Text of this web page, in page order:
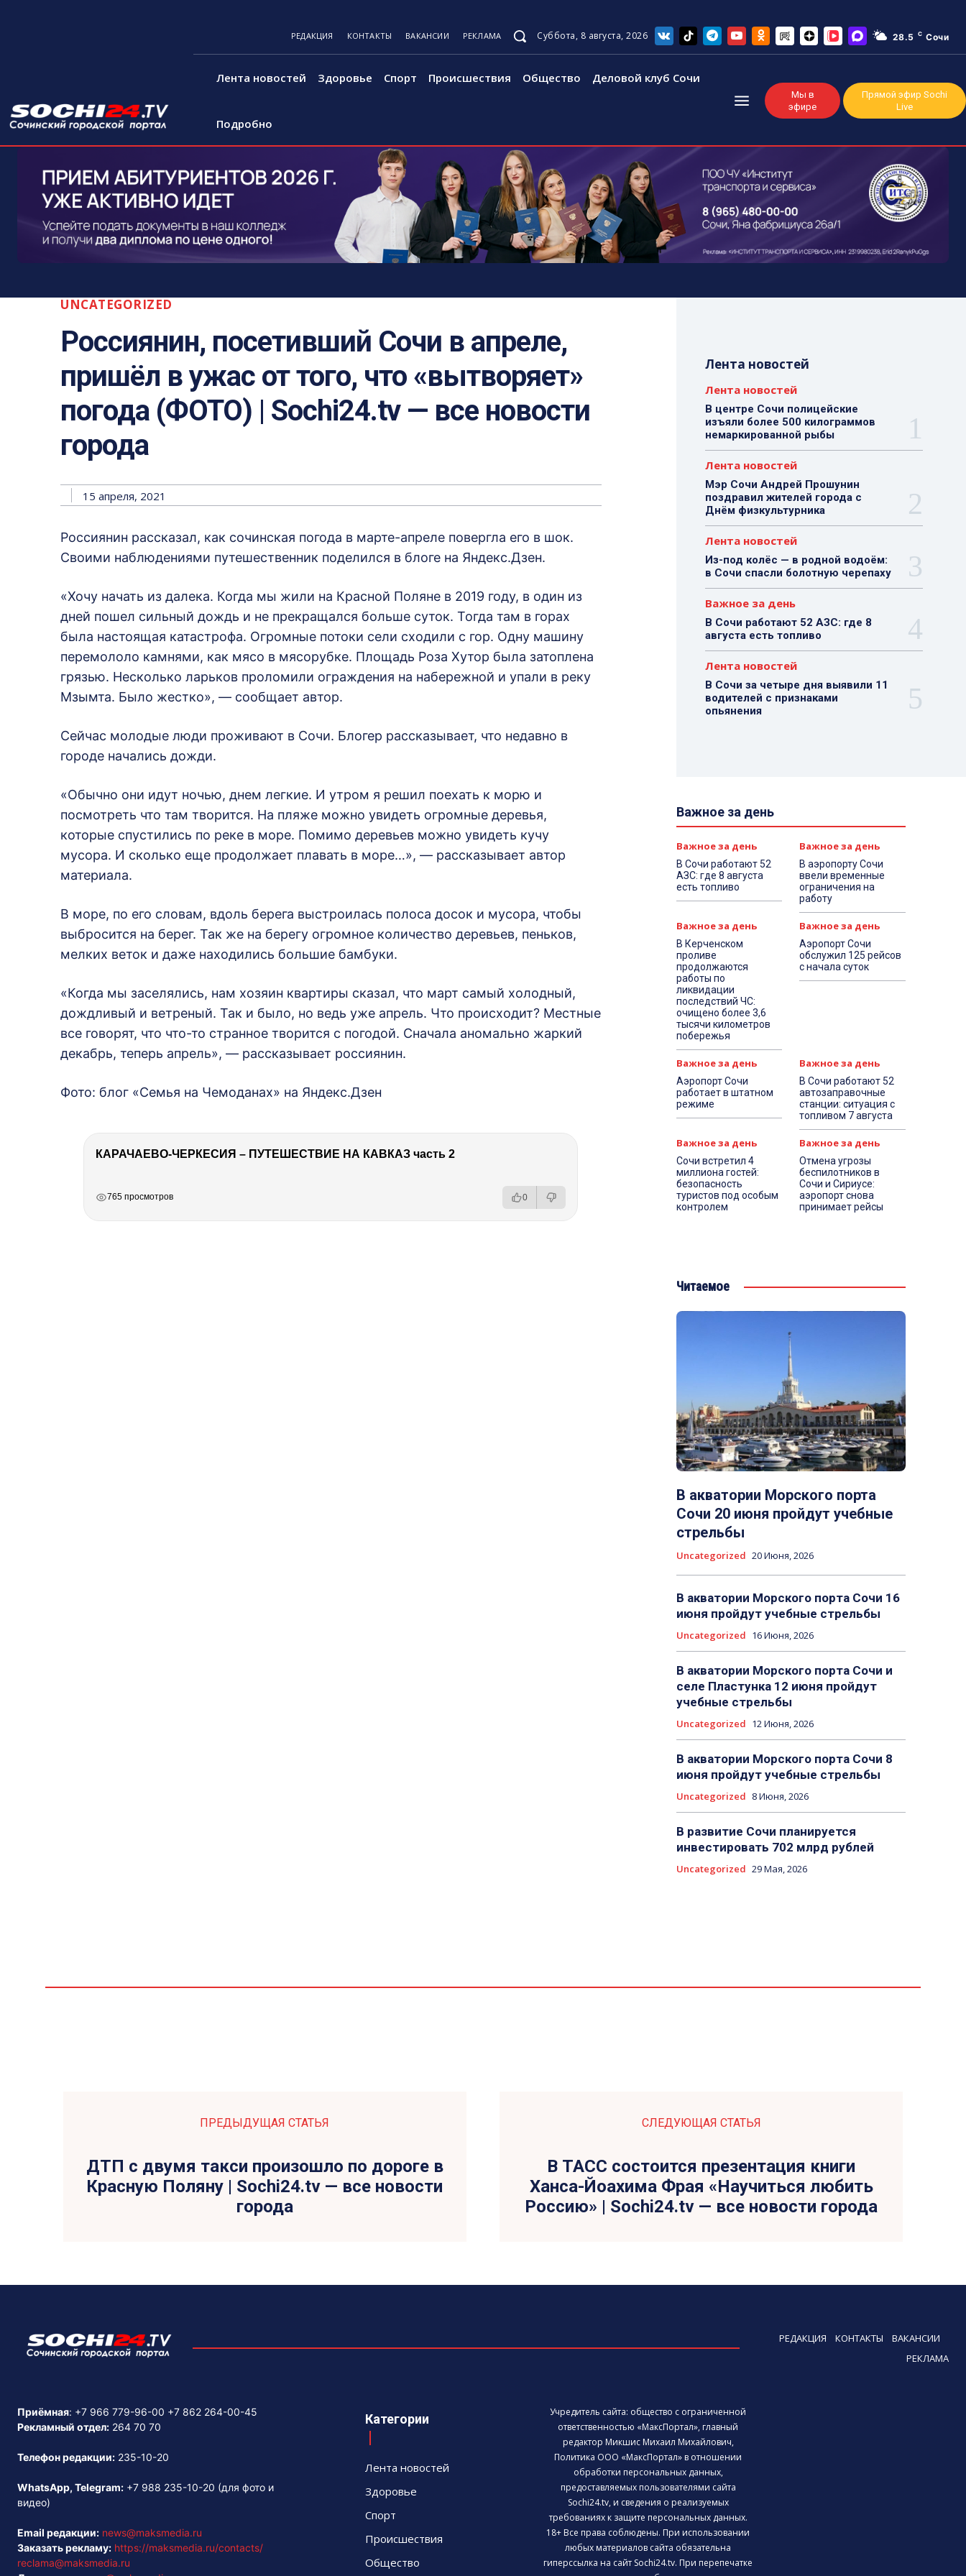
РЕДАКЦИЯ КОНТАКТЫ ВАКАНСИИ РЕКЛАМА Суббота, 8 августа, 2026 28.5 C Сочи
Лента новостей Здоровье Спорт Происшествия Общество Деловой клуб Сочи
Подробно
Мы в
эфире
Прямой эфир Sochi
Live
UNCATEGORIZED
Россиянин, посетивший Сочи в апреле,
пришёл в ужас от того, что «вытворяет»
погода (ФОТО) | Sochi24.tv — все новости
города
15 апреля, 2021
Россиянин рассказал, как сочинская погода в марте-апреле повергла его в шок.
Своими наблюдениями путешественник поделился в блоге на Яндекс.Дзен.
«Хочу начать из далека. Когда мы жили на Красной Поляне в 2019 году, в один из
дней пошел сильный дождь и не прекращался больше суток. Тогда там в горах
была настоящая катастрофа. Огромные потоки сели сходили с гор. Одну машину
перемололо камнями, как мясо в мясорубке. Площадь Роза Хутор была затоплена
грязью. Несколько ларьков проломили ограждения на набережной и упали в реку
Мзымта. Было жестко», — сообщает автор.
Сейчас молодые люди проживают в Сочи. Блогер рассказывает, что недавно в
городе начались дожди.
«Обычно они идут ночью, днем легкие. И утром я решил поехать к морю и
посмотреть что там творится. На пляже можно увидеть огромные деревья,
которые спустились по реке в море. Помимо деревьев можно увидеть кучу
мусора. И сколько еще продолжает плавать в море…», — рассказывает автор
материала.
В море, по его словам, вдоль берега выстроилась полоса досок и мусора, чтобы
выбросится на берег. Так же на берегу огромное количество деревьев, пеньков,
мелких веток и даже находились большие бамбуки.
«Когда мы заселялись, нам хозяин квартиры сказал, что март самый холодный,
дождливый и ветреный. Так и было, но ведь уже апрель. Что происходит? Местные
все говорят, что что-то странное творится с погодой. Сначала аномально жаркий
декабрь, теперь апрель», — рассказывает россиянин.
Фото: блог «Семья на Чемоданах» на Яндекс.Дзен
КАРАЧАЕВО-ЧЕРКЕСИЯ – ПУТЕШЕСТВИЕ НА КАВКАЗ часть 2
765 просмотров 0
Лента новостей
Лента новостей
В центре Сочи полицейские
изъяли более 500 килограммов
немаркированной рыбы
Лента новостей
Мэр Сочи Андрей Прошунин
поздравил жителей города с
Днём физкультурника
Лента новостей
Из-под колёс — в родной водоём:
в Сочи спасли болотную черепаху
Важное за день
В Сочи работают 52 АЗС: где 8
августа есть топливо
Лента новостей
В Сочи за четыре дня выявили 11
водителей с признаками
опьянения
Важное за день
Важное за день
В Сочи работают 52
АЗС: где 8 августа
есть топливо
Важное за день
В аэропорту Сочи
ввели временные
ограничения на
работу
Важное за день
В Керченском
проливе
продолжаются
работы по
ликвидации
последствий ЧС:
очищено более 3,6
тысячи километров
побережья
Важное за день
Аэропорт Сочи
обслужил 125 рейсов
с начала суток
Важное за день
Аэропорт Сочи
работает в штатном
режиме
Важное за день
В Сочи работают 52
автозаправочные
станции: ситуация с
топливом 7 августа
Важное за день
Сочи встретил 4
миллиона гостей:
безопасность
туристов под особым
контролем
Важное за день
Отмена угрозы
беспилотников в
Сочи и Сириусе:
аэропорт снова
принимает рейсы
Читаемое
В акватории Морского порта
Сочи 20 июня пройдут учебные
стрельбы
Uncategorized 20 Июня, 2026
В акватории Морского порта Сочи 16
июня пройдут учебные стрельбы
Uncategorized 16 Июня, 2026
В акватории Морского порта Сочи и
селе Пластунка 12 июня пройдут
учебные стрельбы
Uncategorized 12 Июня, 2026
В акватории Морского порта Сочи 8
июня пройдут учебные стрельбы
Uncategorized 8 Июня, 2026
В развитие Сочи планируется
инвестировать 702 млрд рублей
Uncategorized 29 Мая, 2026
ПРЕДЫДУЩАЯ СТАТЬЯ
ДТП с двумя такси произошло по дороге в
Красную Поляну | Sochi24.tv — все новости
города
СЛЕДУЮЩАЯ СТАТЬЯ
В ТАСС состоится презентация книги
Ханса-Йоахима Фрая «Научиться любить
Россию» | Sochi24.tv — все новости города
РЕДАКЦИЯ КОНТАКТЫ
ВАКАНСИИ
РЕКЛАМА
Приёмная: +7 966 779-96-00 +7 862 264-00-45
Рекламный отдел: 264 70 70
Телефон редакции: 235-10-20
WhatsApp, Telegram: +7 988 235-10-20 (для фото и
видео)
Email редакции: news@maksmedia.ru
Заказать рекламу: https://maksmedia.ru/contacts/
reclama@maksmedia.ru
Категории
Лента новостей
Здоровье
Спорт
Происшествия
Общество
Учредитель сайта: общество с ограниченной
ответственностью «МаксПортал», главный
редактор Микшис Михаил Михайлович,
Политика ООО «МаксПортал» в отношении
обработки персональных данных,
предоставляемых пользователями сайта
Sochi24.tv, и сведения о реализуемых
требованиях к защите персональных данных.
18+ Все права соблюдены. При использовании
любых материалов сайта обязательна
гиперссылка на сайт Sochi24.tv. При перепечатке